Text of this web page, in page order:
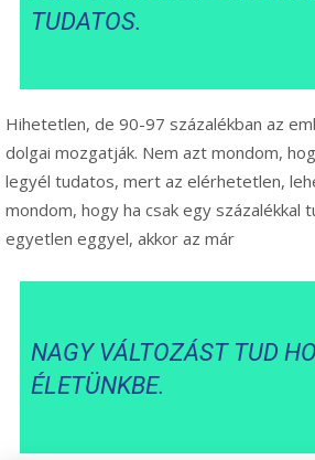
TUDATOS.
Hihetetlen, de 90-97 százalékban az
dolgai mozgatják. Nem azt mondom,
legyél tudatos, mert az elérhetetlen,
mondom, hogy ha csak egy százalékkal
egyetlen eggyel, akkor az már
NAGY VÁLTOZÁST TUD
ÉLETÜNKBE.